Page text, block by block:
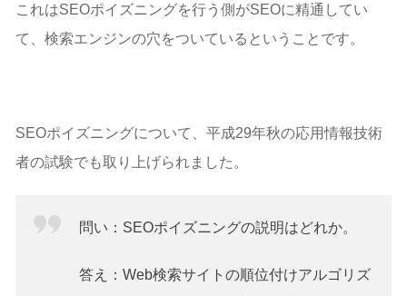
これはSEOポイズニングを行う側がSEOに精通してい
て、検索エンジンの穴をついているということです。
SEOポイズニングについて、平成29年秋の応用情報技術
者の試験でも取り上げられました。
問い：SEOポイズニングの説明はどれか。
答え：Web検索サイトの順位付けアルゴリズ